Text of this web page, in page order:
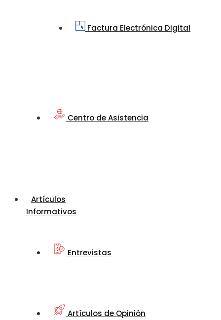
Factura Electrónica Digital
Centro de Asistencia
Artículos
Informativos
Entrevistas
Artículos de Opinión